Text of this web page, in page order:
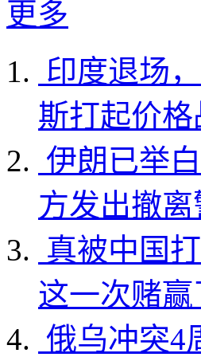
更多
印度退场
斯打起价格
伊朗已举
方发出撤离
真被中国
这一次赌赢
俄乌冲突4